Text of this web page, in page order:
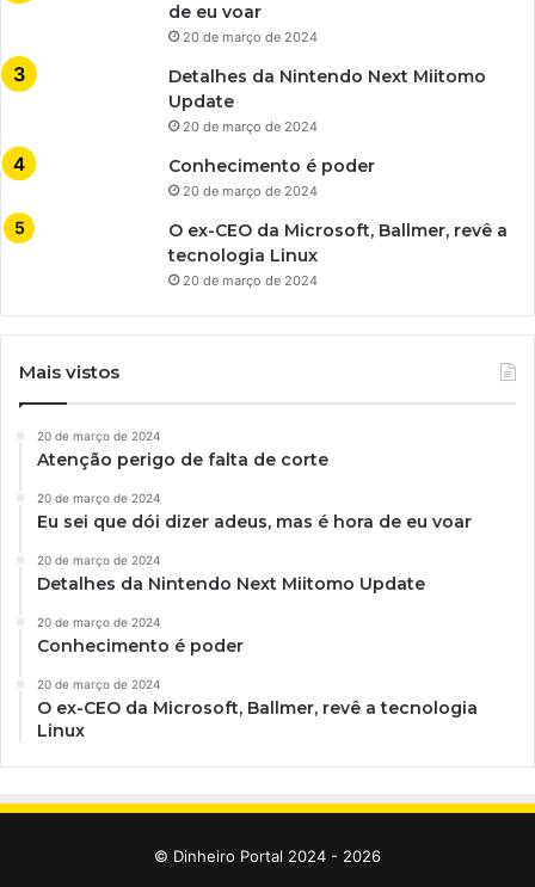
de eu voar
20 de março de 2024
Detalhes da Nintendo Next Miitomo
Update
20 de março de 2024
Conhecimento é poder
20 de março de 2024
O ex-CEO da Microsoft, Ballmer, revê a
tecnologia Linux
20 de março de 2024
Mais vistos
20 de março de 2024
Atenção perigo de falta de corte
20 de março de 2024
Eu sei que dói dizer adeus, mas é hora de eu voar
20 de março de 2024
Detalhes da Nintendo Next Miitomo Update
20 de março de 2024
Conhecimento é poder
20 de março de 2024
O ex-CEO da Microsoft, Ballmer, revê a tecnologia
Linux
© Dinheiro Portal 2024 - 2026